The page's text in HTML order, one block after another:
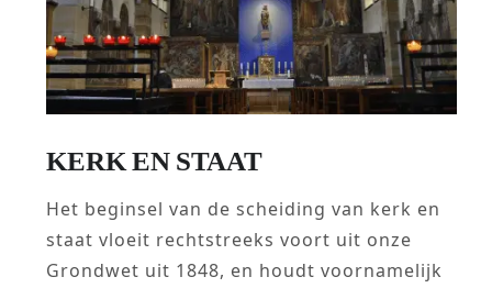
KERK EN STAAT
Het beginsel van de scheiding van kerk en
staat vloeit rechtstreeks voort uit onze
Grondwet uit 1848, en houdt voornamelijk